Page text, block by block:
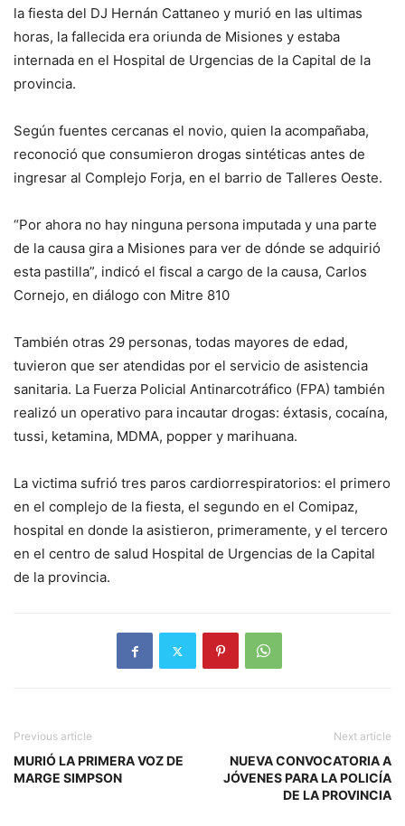
la fiesta del DJ Hernán Cattaneo y murió en las ultimas
horas, la fallecida era oriunda de Misiones y estaba
internada en el Hospital de Urgencias de la Capital de la
provincia.
Según fuentes cercanas el novio, quien la acompañaba,
reconoció que consumieron drogas sintéticas antes de
ingresar al Complejo Forja, en el barrio de Talleres Oeste.
“Por ahora no hay ninguna persona imputada y una parte
de la causa gira a Misiones para ver de dónde se adquirió
esta pastilla”, indicó el fiscal a cargo de la causa, Carlos
Cornejo, en diálogo con Mitre 810
También otras 29 personas, todas mayores de edad,
tuvieron que ser atendidas por el servicio de asistencia
sanitaria. La Fuerza Policial Antinarcotráfico (FPA) también
realizó un operativo para incautar drogas: éxtasis, cocaína,
tussi, ketamina, MDMA, popper y marihuana.
La victima sufrió tres paros cardiorrespiratorios: el primero
en el complejo de la fiesta, el segundo en el Comipaz,
hospital en donde la asistieron, primeramente, y el tercero
en el centro de salud Hospital de Urgencias de la Capital
de la provincia.
Previous article
MURIÓ LA PRIMERA VOZ DE
MARGE SIMPSON
Next article
NUEVA CONVOCATORIA A
JÓVENES PARA LA POLICÍA
DE LA PROVINCIA